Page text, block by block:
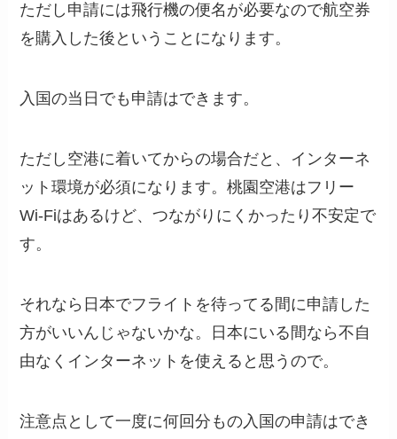
ただし申請には飛行機の便名が必要なので航空券
を購入した後ということになります。
入国の当日でも申請はできます。
ただし空港に着いてからの場合だと、インターネ
ット環境が必須になります。桃園空港はフリー
Wi-Fiはあるけど、つながりにくかったり不安定で
す。
それなら日本でフライトを待ってる間に申請した
方がいいんじゃないかな。日本にいる間なら不自
由なくインターネットを使えると思うので。
注意点として一度に何回分もの入国の申請はでき